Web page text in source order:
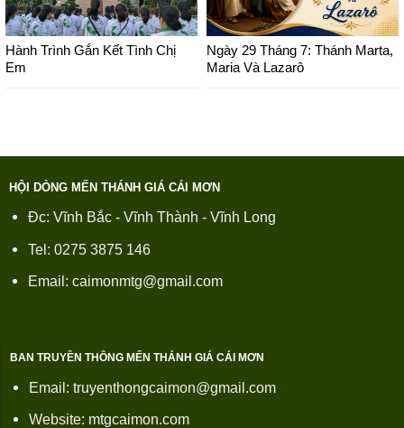
Hành Trình Gắn Kết Tình Chị
Em
Ngày 29 Tháng 7: Thánh Marta,
Maria Và Lazarô
HỘI DÒNG MẾN THÁNH GIÁ CÁI MƠN
Đc: Vĩnh Bắc - Vĩnh Thành - Vĩnh Long
Tel: 0275 3875 146
Email: caimonmtg@gmail.com
BAN TRUYỀN THÔNG MẾN THÁNH GIÁ CÁI MƠN
Email: truyenthongcaimon@gmail.com
Website: mtgcaimon.com